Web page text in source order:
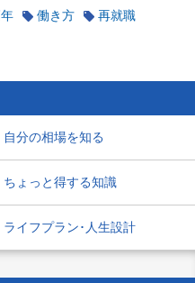
働き方
再就職
自分の相場を知る
ちょっと得する知識
ライフプラン･人生設計